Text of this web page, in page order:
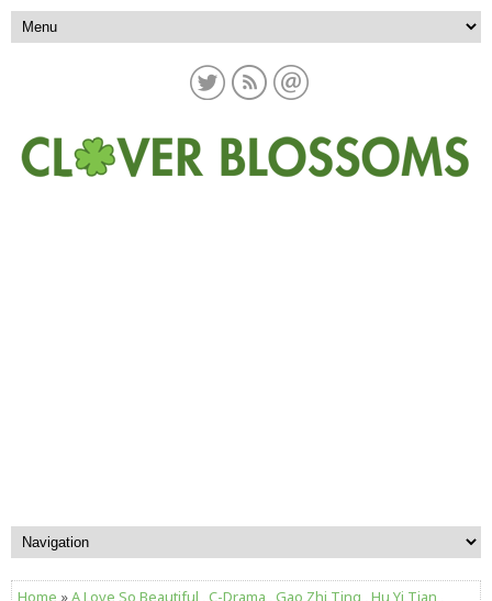
Home »A Love So Beautiful ,C-Drama ,Gao Zhi Ting ,Hu Yi Tian ,